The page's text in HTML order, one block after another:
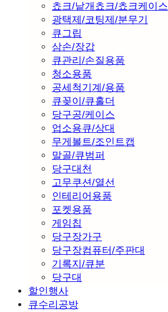
쵸크/낱개쵸크/쵸크케이스
광택제/코팅제/분무기
큐그립
삼손/장갑
큐관리/손질용품
청소용품
공세척기계/용품
큐꽂이/큐홀더
당구공/케이스
업소용큐/상대
무게볼트/조인트캡
말골/큐범퍼
당구대천
고무쿠션/열선
인테리어용품
포켓용품
게임칩
당구장가구
당구장컴퓨터/주판대
기록지/큐분
당구대
할인행사
큐수리공방